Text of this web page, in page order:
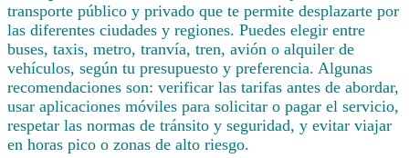
transporte público y privado que te permite desplazarte por
las diferentes ciudades y regiones. Puedes elegir entre
buses, taxis, metro, tranvía, tren, avión o alquiler de
vehículos, según tu presupuesto y preferencia. Algunas
recomendaciones son: verificar las tarifas antes de abordar,
usar aplicaciones móviles para solicitar o pagar el servicio,
respetar las normas de tránsito y seguridad, y evitar viajar
en horas pico o zonas de alto riesgo.